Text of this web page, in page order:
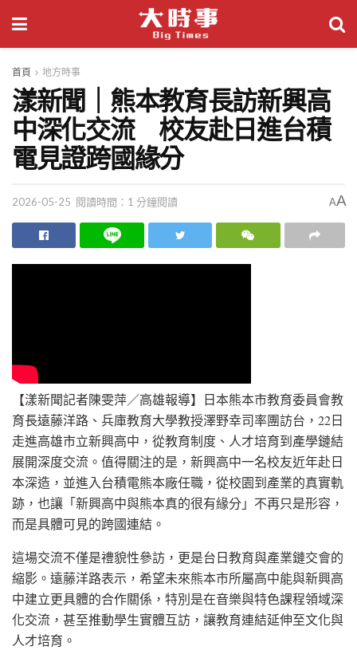
首頁 地方時事
漾新聞｜熊本教育長訪新興高
中深化交流 校友赴日進台積
電見證跨國緣分
2026-05-25 閱讀時間：1 分鐘閱讀 AA
【漾新聞記者陳雯萍／高雄報導】日本熊本市教育委員會教
育長遠藤洋路、兵庫教育大學教授澤野幸司率團訪台，22日
走進高雄市立新興高中，從教育制度、人才培育到產學鏈結
展開深度交流。值得關注的是，新興高中一名校友近年赴日
本深造，並進入台積電熊本廠任職，從校園到產業的真實軌
跡，也讓「新興高中與熊本真的很有緣分」不再只是形容，
而是具體可見的跨國連結。
這場交流不僅是禮貌性參訪，更是台日教育與產業鏈交會的
縮影。遠藤洋路表示，希望未來熊本市所屬高中能與新興高
中建立更具體的合作關係，特別是在音樂與特色課程領域深
化交流，甚至推動學生實體互訪，讓教育連結延伸至文化與
人才培育。